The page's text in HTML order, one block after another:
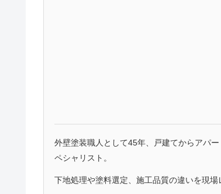
外壁塗装職人として45年、戸建てからアパ
ペシャリスト。
下地処理や塗料選定、施工品質の違いを現場